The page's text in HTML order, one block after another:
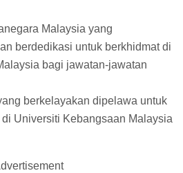
Malaysia yang
berdedikasi untuk berkhidmat di
bagi jawatan-jawatan
berkelayakan dipelawa untuk
Universiti Kebangsaan Malaysia